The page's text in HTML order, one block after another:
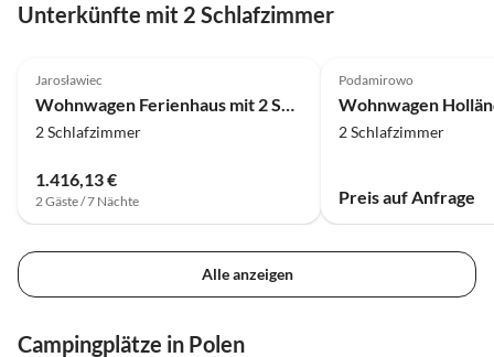
Unterkünfte mit 2 Schlafzimmer
Jarosławiec
Wohnwagen Ferienhaus mit 2 Schlafzimmern in Jaroslawiec
2 Schlafzimmer
1.416,13 €
2 Gäste / 7 Nächte
Podamirowo
2 Schlafzimmer
Preis auf Anfrage
Alle anzeigen
Campingplätze in Polen